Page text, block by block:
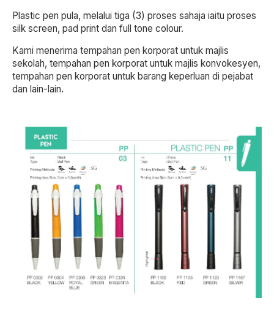
Plastic pen pula, melalui tiga (3) proses sahaja iaitu proses
silk screen, pad print dan full tone colour.
Kami menerima tempahan pen korporat untuk majlis
sekolah, tempahan pen korporat untuk majlis konvokesyen,
tempahan pen korporat untuk barang keperluan di pejabat
dan lain-lain.